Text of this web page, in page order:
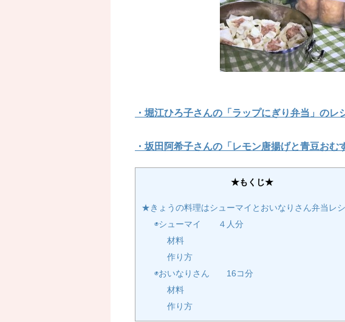
・堀江ひろ子さんの「ラップにぎり弁当」のレ
・坂田阿希子さんの「レモン唐揚げと青豆おむ
★もくじ★
★きょうの料理はシューマイとおいなりさん弁当レシ
◉シューマイ ４人分
材料
作り方
◉おいなりさん 16コ分
材料
作り方